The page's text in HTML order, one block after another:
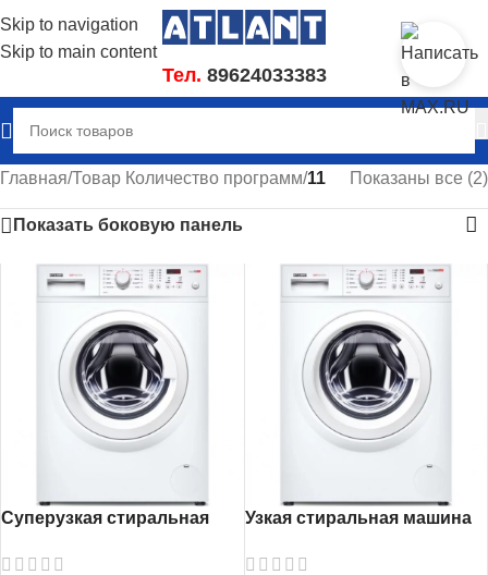
Skip to navigation
Skip to main content
Тел. 89624033383
Главная/Товар Количество программ/11 Показаны все (2)
Показать боковую панель
Суперузкая стиральная
40М105-00
Узкая стиральная машина